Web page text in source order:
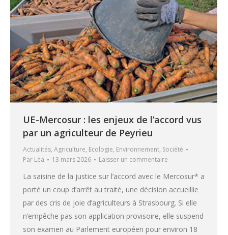
UE-Mercosur : les enjeux de l’accord vus
par un agriculteur de Peyrieu
Actualités, Agriculture, Ecologie, Environnement, Société
Par Léa 13 mars 2026 Laisser un commentaire
La saisine de la justice sur l’accord avec le Mercosur* a
porté un coup d’arrêt au traité, une décision accueillie
par des cris de joie d’agriculteurs à Strasbourg. Si elle
n’empêche pas son application provisoire, elle suspend
son examen au Parlement européen pour environ 18